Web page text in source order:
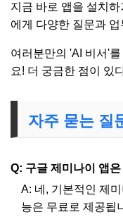
지금 바로 앱을 설치
에게 다양한 질문과
여러분만의 'AI 비서'
요! 더 궁금한 점이 있
자주 묻는 질
Q: 구글 제미나이 앱
A: 네, 기본적인 제
능은 무료로 제공됩